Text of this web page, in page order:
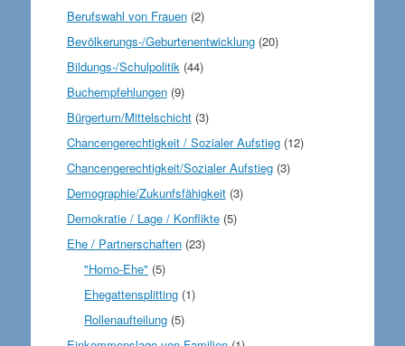
Berufswahl von Frauen(2)
Bevölkerungs-/Geburtenentwicklung(20)
Bildungs-/Schulpolitik(44)
Buchempfehlungen(9)
Bürgertum/Mittelschicht(3)
Chancengerechtigkeit / Sozialer Aufstieg(12)
Chancengerechtigkeit/Sozialer Aufstieg(3)
Demographie/Zukunfsfähigkeit(3)
Demokratie / Lage / Konflikte(5)
Ehe / Partnerschaften(23)
"Homo-Ehe" (5)
Ehegattensplitting (1)
Rollenaufteilung (5)